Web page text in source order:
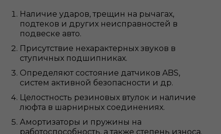
Наличие ударов, трещин на рычагах,
подтеков и других неисправностей в
подвеске авто.
Присутствие нехарактерных звуков в
ступичных подшипниках.
Определяют состояние датчиков ABS,
систем активной безопасности и др.
Целостность резиновых втулок и наличие
люфта в шарнирных соединениях.
Амортизаторы и пружины на
работоспособность, а также степень износа.